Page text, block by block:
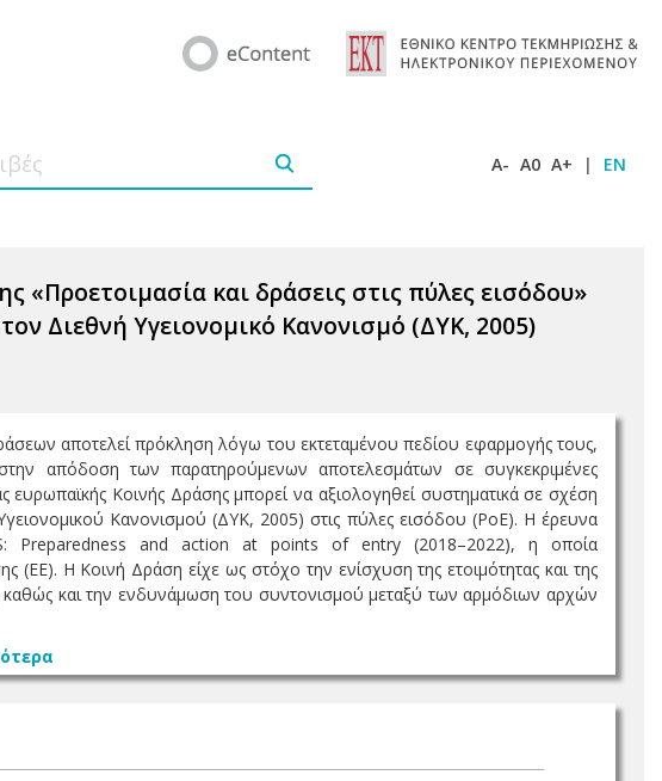
A- A0 A+ | EN
«Προετοιμασία και δράσεις στις πύλες εισόδου»
Διεθνή Υγειονομικό Κανονισμό (ΔΥΚ, 2005)
αποτελεί πρόκληση λόγω του εκτεταμένου πεδίου εφαρμογής τους,
απόδοση των παρατηρούμενων αποτελεσμάτων σε συγκεκριμένες
ευρωπαϊκής Κοινής Δράσης μπορεί να αξιολογηθεί συστηματικά σε σχέση
Κανονισμού (ΔΥΚ, 2005) στις πύλες εισόδου (PoE). Η έρευνα
Preparedness and action at points of entry (2018–2022), η οποία
Η Κοινή Δράση είχε ως στόχο την ενίσχυση της ετοιμότητας και της
καθώς και την ενδυνάμωση του συντονισμού μεταξύ των αρμόδιων αρχών